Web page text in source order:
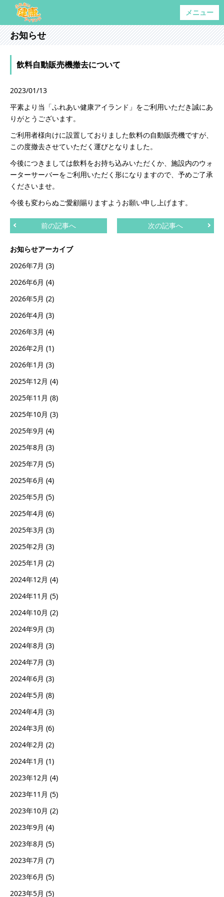
メニュー
お知らせ
飲料自動販売機撤去について
2023/01/13
平素より当「ふれあい健康アイランド」をご利用いただき誠にあ
りがとうございます。
ご利用者様向けに設置しておりました飲料の自動販売機ですが、
この度撤去させていただく運びとなりました。
今後につきましては飲料をお持ち込みいただくか、施設内のウォ
ーターサーバーをご利用いただく形になりますので、予めご了承
くださいませ。
今後も変わらぬご愛顧賜りますようお願い申し上げます。
前の記事へ 次の記事へ
お知らせアーカイブ
2026年7月 (3)
2026年6月 (4)
2026年5月 (2)
2026年4月 (3)
2026年3月 (4)
2026年2月 (1)
2026年1月 (3)
2025年12月 (4)
2025年11月 (8)
2025年10月 (3)
2025年9月 (4)
2025年8月 (3)
2025年7月 (5)
2025年6月 (4)
2025年5月 (5)
2025年4月 (6)
2025年3月 (3)
2025年2月 (3)
2025年1月 (2)
2024年12月 (4)
2024年11月 (5)
2024年10月 (2)
2024年9月 (3)
2024年8月 (3)
2024年7月 (3)
2024年6月 (3)
2024年5月 (8)
2024年4月 (3)
2024年3月 (6)
2024年2月 (2)
2024年1月 (1)
2023年12月 (4)
2023年11月 (5)
2023年10月 (2)
2023年9月 (4)
2023年8月 (5)
2023年7月 (7)
2023年6月 (5)
2023年5月 (5)